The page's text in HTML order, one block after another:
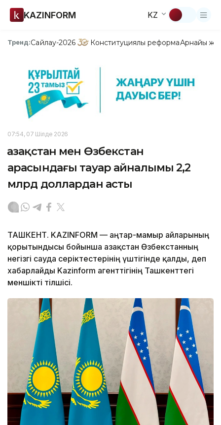
KAZINFORM KZ
Тренд:Сайлау-2026 Конституциялық реформаАрнайы
07:54, 07 Шілде 2026
Қазақстан мен Өзбекстан
арасындағы тауар айналымы 2,2
млрд доллардан асты
ТАШКЕНТ. KAZINFORM — Қаңтар-мамыр айларының
қорытындысы бойынша Қазақстан Өзбекстанның
негізгі сауда серіктестерінің үштігінде қалды, деп
хабарлайды Kazinform агенттігінің Ташкенттегі
меншікті тілшісі.